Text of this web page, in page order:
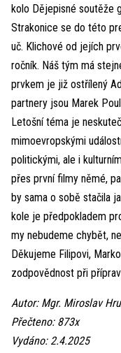
kolo Dějepisné soutěže
Strakonice se do této
uč. Klichové od jejích
ročník. Náš tým má
prvkem je již ostřílený
partnery jsou Marek
Letošní téma je
mimoevropskými
politickými, ale i
přes první filmy němé,
by sama o sobě stačila
kole je předpokladem
my nebudeme chybět,
Děkujeme Filipovi,
zodpovědnost při
Autor: Mgr. Miroslav
Přečteno: 873x
Vydáno: 2.4.2025